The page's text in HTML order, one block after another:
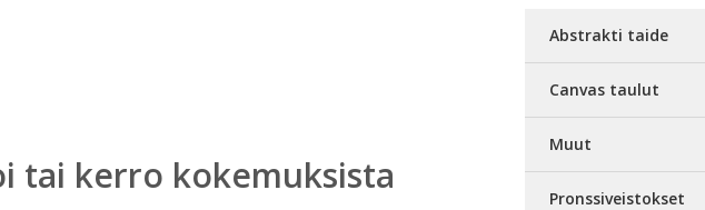
tai kerro kokemuksista
Abstrakti taide
Canvas taulut
Muut
Pronssiveistokset